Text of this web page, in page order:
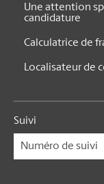
Une attention
candidature
Calculatrice de
Localisateur de
Suivi